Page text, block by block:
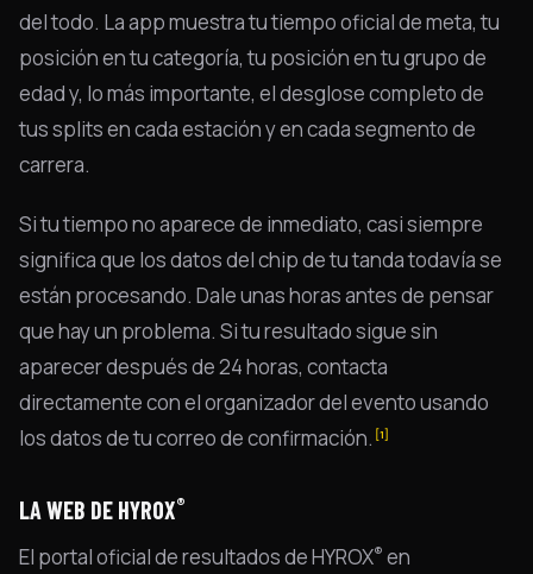
del todo. La app muestra tu tiempo oficial de meta, tu
posición en tu categoría, tu posición en tu grupo de
edad y, lo más importante, el desglose completo de
tus splits en cada estación y en cada segmento de
carrera.
Si tu tiempo no aparece de inmediato, casi siempre
significa que los datos del chip de tu tanda todavía se
están procesando. Dale unas horas antes de pensar
que hay un problema. Si tu resultado sigue sin
aparecer después de 24 horas, contacta
directamente con el organizador del evento usando
los datos de tu correo de confirmación. [1]
LA WEB DE HYROX®
El portal oficial de resultados de HYROX® en